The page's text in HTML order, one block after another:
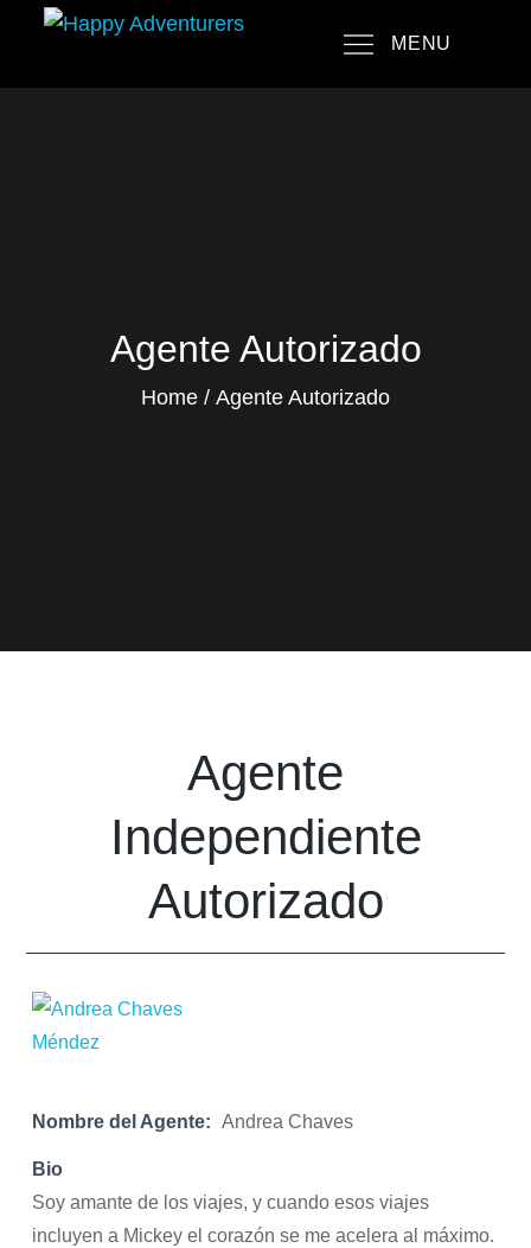
content
MENU
Agente Autorizado
Home Agente Autorizado
Agente
Independiente
Autorizado
Nombre del Agente: Andrea Chaves
Bio
Soy amante de los viajes, y cuando esos viajes
incluyen a Mickey el corazón se me acelera al máximo.